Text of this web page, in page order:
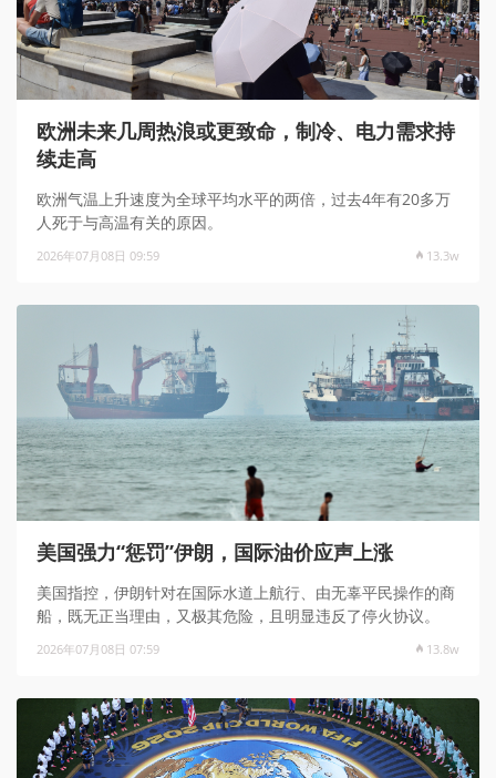
欧洲未来几周热浪或更致命，制冷、电力需求持
续走高
欧洲气温上升速度为全球平均水平的两倍，过去4年有20多万
人死于与高温有关的原因。
2026年07月08日 09:59 13.3w
美国强力“惩罚”伊朗，国际油价应声上涨
美国指控，伊朗针对在国际水道上航行、由无辜平民操作的商
船，既无正当理由，又极其危险，且明显违反了停火协议。
2026年07月08日 07:59 13.8w